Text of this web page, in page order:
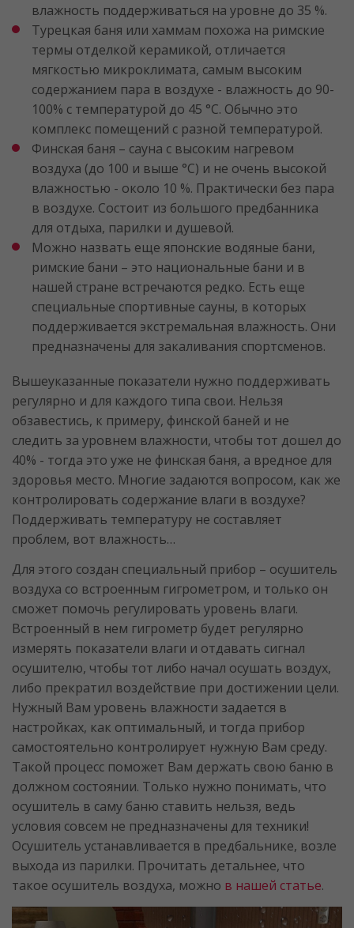
влажность поддерживаться на уровне до 35 %.
Турецкая баня или хаммам похожа на римские
термы отделкой керамикой, отличается
мягкостью микроклимата, самым высоким
содержанием пара в воздухе - влажность до 90-
100% с температурой до 45 °C. Обычно это
комплекс помещений с разной температурой.
Финская баня – сауна с высоким нагревом
воздуха (до 100 и выше °C) и не очень высокой
влажностью - около 10 %. Практически без пара
в воздухе. Состоит из большого предбанника
для отдыха, парилки и душевой.
Можно назвать еще японские водяные бани,
римские бани – это национальные бани и в
нашей стране встречаются редко. Есть еще
специальные спортивные сауны, в которых
поддерживается экстремальная влажность. Они
предназначены для закаливания спортсменов.
Вышеуказанные показатели нужно поддерживать
регулярно и для каждого типа свои. Нельзя
обзавестись, к примеру, финской баней и не
следить за уровнем влажности, чтобы тот дошел до
40% - тогда это уже не финская баня, а вредное для
здоровья место. Многие задаются вопросом, как же
контролировать содержание влаги в воздухе?
Поддерживать температуру не составляет
проблем, вот влажность…
Для этого создан специальный прибор – осушитель
воздуха со встроенным гигрометром, и только он
сможет помочь регулировать уровень влаги.
Встроенный в нем гигрометр будет регулярно
измерять показатели влаги и отдавать сигнал
осушителю, чтобы тот либо начал осушать воздух,
либо прекратил воздействие при достижении цели.
Нужный Вам уровень влажности задается в
настройках, как оптимальный, и тогда прибор
самостоятельно контролирует нужную Вам среду.
Такой процесс поможет Вам держать свою баню в
должном состоянии. Только нужно понимать, что
осушитель в саму баню ставить нельзя, ведь
условия совсем не предназначены для техники!
Осушитель устанавливается в предбальнике, возле
выхода из парилки. Прочитать детальнее, что
такое осушитель воздуха, можно в нашей статье.